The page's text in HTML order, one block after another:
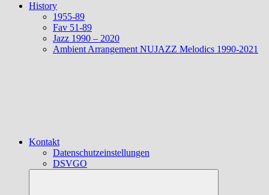
History
1955-89
Fav 51-89
Jazz 1990 – 2020
Ambient Arrangement NUJAZZ Melodics 1990-2021
Kontakt
Datenschutzeinstellungen
DSVGO